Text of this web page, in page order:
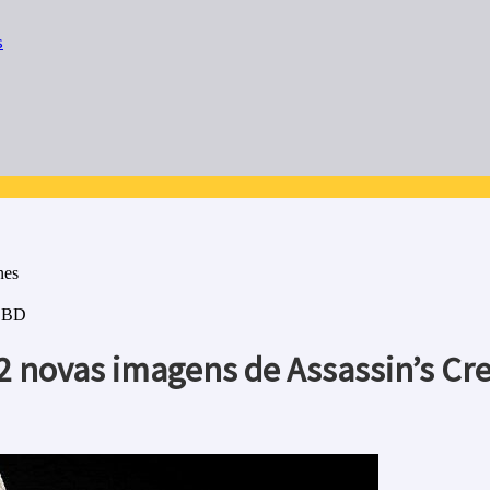
BD
imagens de Assassin’s